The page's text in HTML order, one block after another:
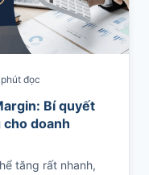
đọc
Bí quyết
doanh
tăng rất nhanh,